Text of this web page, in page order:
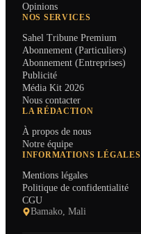
Opinions
NOS SERVICES
Sahel Tribune Premium
Abonnement (Particuliers)
Abonnement (Entreprises)
Publicité
Média Kit 2026
Nous contacter
LA RÉDACTION
À propos de nous
Notre équipe
INFORMATIONS LÉGALES
Mentions légales
Politique de confidentialité
CGU
Bamako, Mali